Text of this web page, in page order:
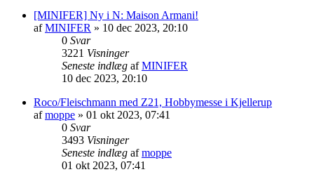
[MINIFER] Ny i N: Maison Armani!
afMINIFER » 10 dec 2023, 20:10
0 Svar
3221 Visninger
Seneste indlæg afMINIFER
10 dec 2023, 20:10
Roco/Fleischmann med Z21, Hobbymesse i Kjellerup
afmoppe » 01 okt 2023, 07:41
0 Svar
3493 Visninger
Seneste indlæg afmoppe
01 okt 2023, 07:41